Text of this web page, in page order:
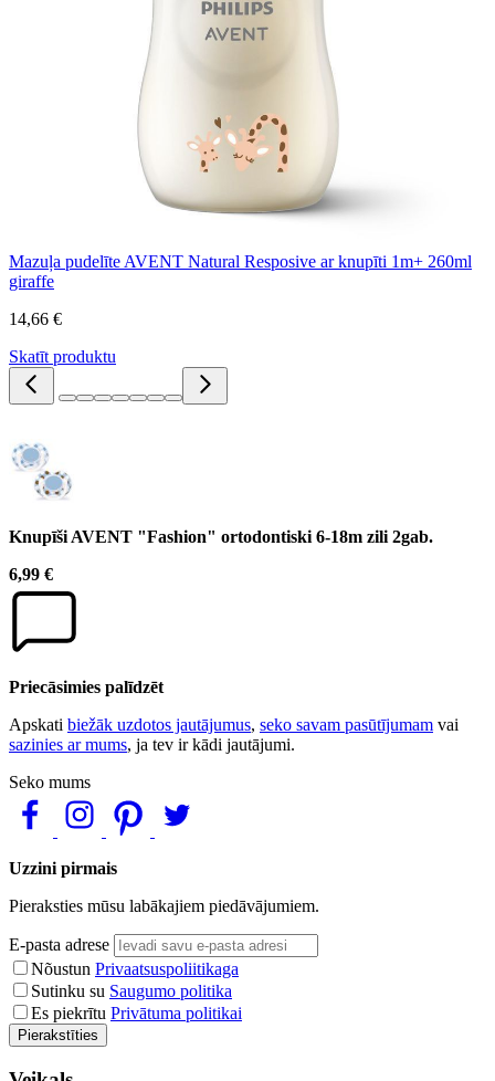
Mazuļa pudelīte AVENT Natural Resposive ar knupīti 1m+ 260ml
giraffe
14,66 €
Skatīt produktu
Knupīši AVENT "Fashion" ortodontiski 6-18m zili 2gab.
6,99 €
Priecāsimies palīdzēt
Apskati biežāk uzdotos jautājumus, seko savam pasūtījumam vai
sazinies ar mums, ja tev ir kādi jautājumi.
Seko mums
Uzzini pirmais
Pieraksties mūsu labākajiem piedāvājumiem.
E-pasta adrese
Nõustun Privaatsuspoliitikaga
Sutinku su Saugumo politika
Es piekrītu Privātuma politikai
Pierakstīties